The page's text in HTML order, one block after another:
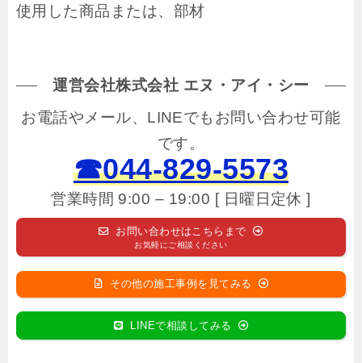
使用した商品または、部材
運営会社株式会社 エヌ・アイ・シー
お電話やメール、LINEでもお問い合わせ可能
です。
☎044-829-5573
営業時間 9:00 – 19:00 [ 日曜日定休 ]
お問い合わせはこちらまで
お気軽にご相談ください
その他の施工事例を見てみる
LINEで相談してみる